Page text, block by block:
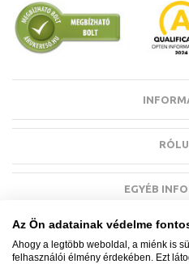
EGYÉB
Az Ön adatainak védelme
Ahogy a legtöbb weboldal, a miénk is
felhasználói élmény érdekében. Ezt